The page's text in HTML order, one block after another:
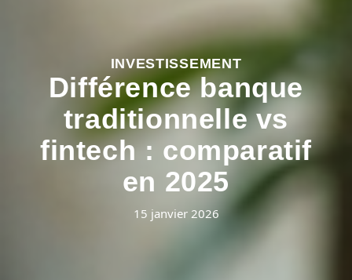
INVESTISSEMENT
Différence banque
traditionnelle vs
fintech : comparatif
en 2025
15 janvier 2026